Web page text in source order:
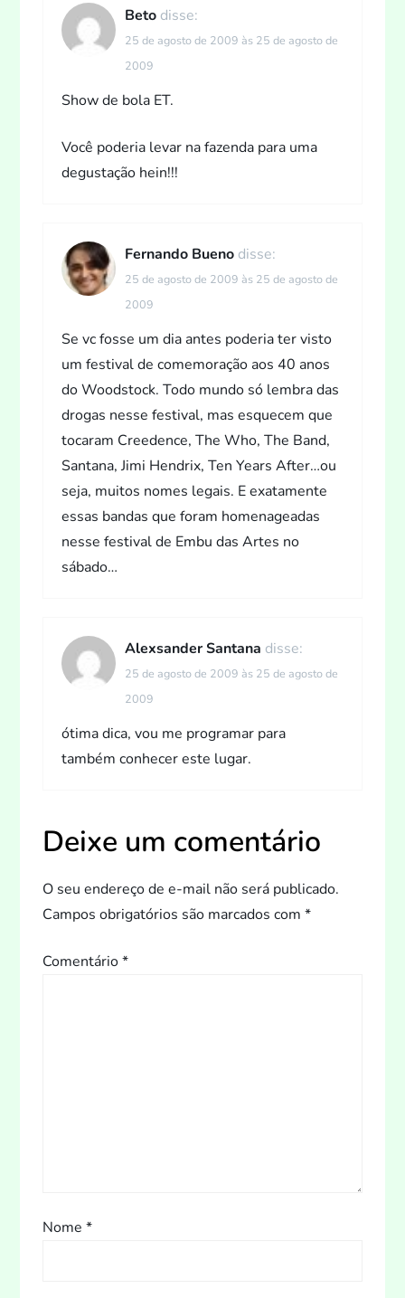
Beto disse:
25 de agosto de 2009 às 25 de agosto de
2009
Show de bola ET.
Você poderia levar na fazenda para uma
degustação hein!!!
Fernando Bueno disse:
25 de agosto de 2009 às 25 de agosto de
2009
Se vc fosse um dia antes poderia ter visto
um festival de comemoração aos 40 anos
do Woodstock. Todo mundo só lembra das
drogas nesse festival, mas esquecem que
tocaram Creedence, The Who, The Band,
Santana, Jimi Hendrix, Ten Years After…ou
seja, muitos nomes legais. E exatamente
essas bandas que foram homenageadas
nesse festival de Embu das Artes no
sábado…
Alexsander Santana disse:
25 de agosto de 2009 às 25 de agosto de
2009
ótima dica, vou me programar para
também conhecer este lugar.
Deixe um comentário
O seu endereço de e-mail não será publicado.
Campos obrigatórios são marcados com*
Comentário*
Nome*